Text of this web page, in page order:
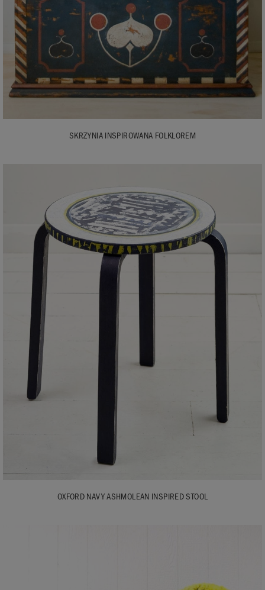
SKRZYNIA INSPIROWANA FOLKLOREM
OXFORD NAVY ASHMOLEAN INSPIRED STOOL